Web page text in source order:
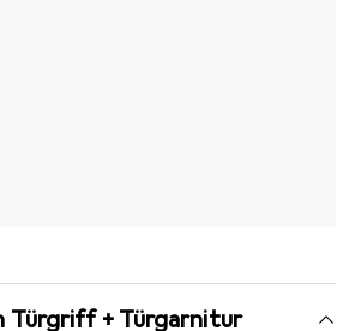
Türgriff + Türgarnitur